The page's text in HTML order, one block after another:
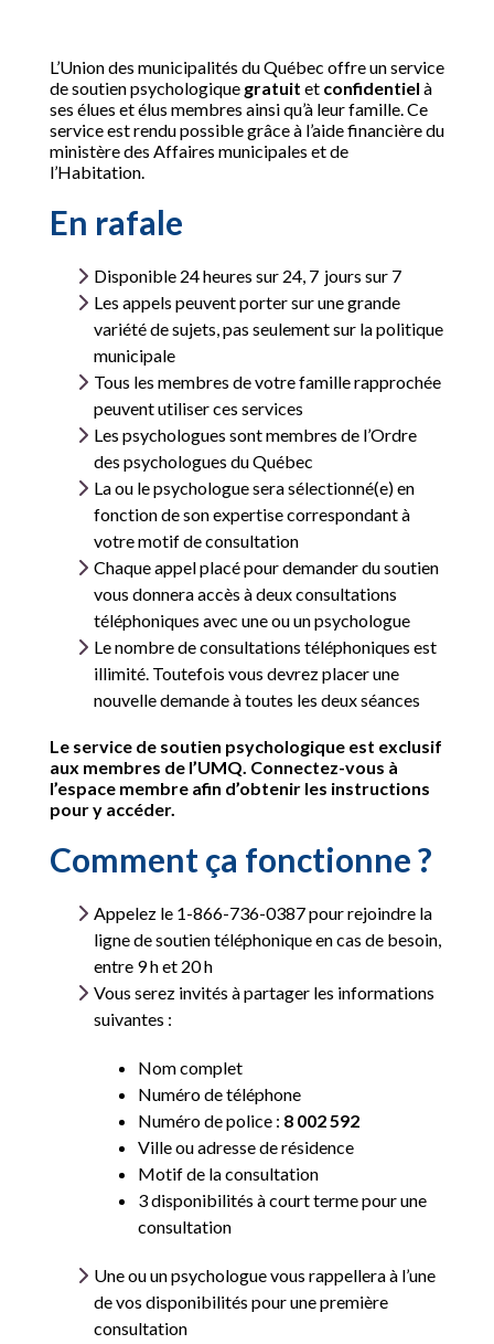
L’Union des municipalités du Québec offre un service
de soutien psychologique gratuit et confidentiel à
ses élues et élus membres ainsi qu’à leur famille. Ce
service est rendu possible grâce à l’aide financière du
ministère des Affaires municipales et de
l’Habitation.
En rafale
Disponible 24 heures sur 24, 7 jours sur 7
Les appels peuvent porter sur une grande
variété de sujets, pas seulement sur la politique
municipale
Tous les membres de votre famille rapprochée
peuvent utiliser ces services
Les psychologues sont membres de l’Ordre
des psychologues du Québec
Laou le psychologue sera sélectionné(e) en
fonction de son expertise correspondant à
votre motif de consultation
Chaque appel placé pour demander du soutien
vous donnera accès à deux consultations
téléphoniques avec une ou un psychologue
Le nombre de consultations téléphoniques est
illimité. Toutefois vous devrez placer une
nouvelle demande à toutes les deux séances
Le service de soutien psychologique est exclusif
aux membres de l’UMQ. Connectez-vous à
l’espace membre afin d’obtenir les instructions
pour y accéder.
Comment ça fonctionne ?
Appelez le 1-866-736-0387 pour rejoindre la
ligne de soutien téléphonique en cas de besoin,
entre 9 h et 20 h
Vous serez invités à partager les informations
suivantes :
Nom complet
Numéro de téléphone
Numéro de police : 8 002 592
Ville ou adresse de résidence
Motif de la consultation
3 disponibilités à court terme pour une
consultation
Une ou un psychologue vous rappellera à l’une
de vos disponibilités pour une première
consultation